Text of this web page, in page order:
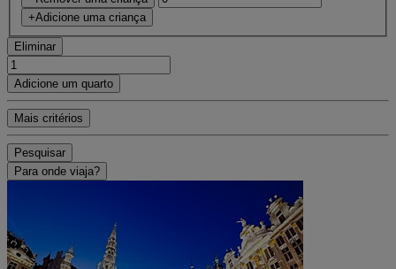
+Adicione uma criança
Eliminar
Adicione um quarto
Mais critérios
Pesquisar
Para onde viaja?